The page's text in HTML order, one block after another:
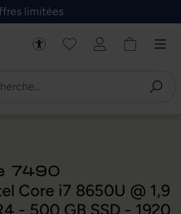
limitées
7490
Core i7 8650U @ 1,9
- 500 GB SSD - 1920